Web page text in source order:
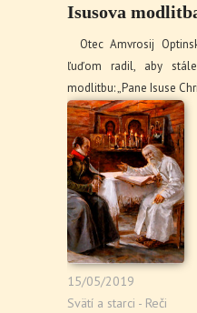
Isusova
Otec Amvrosij
ľuďom radil, aby
modlitbu: „Pane Isuse
15/05/2019
Svätí a starci - Reči